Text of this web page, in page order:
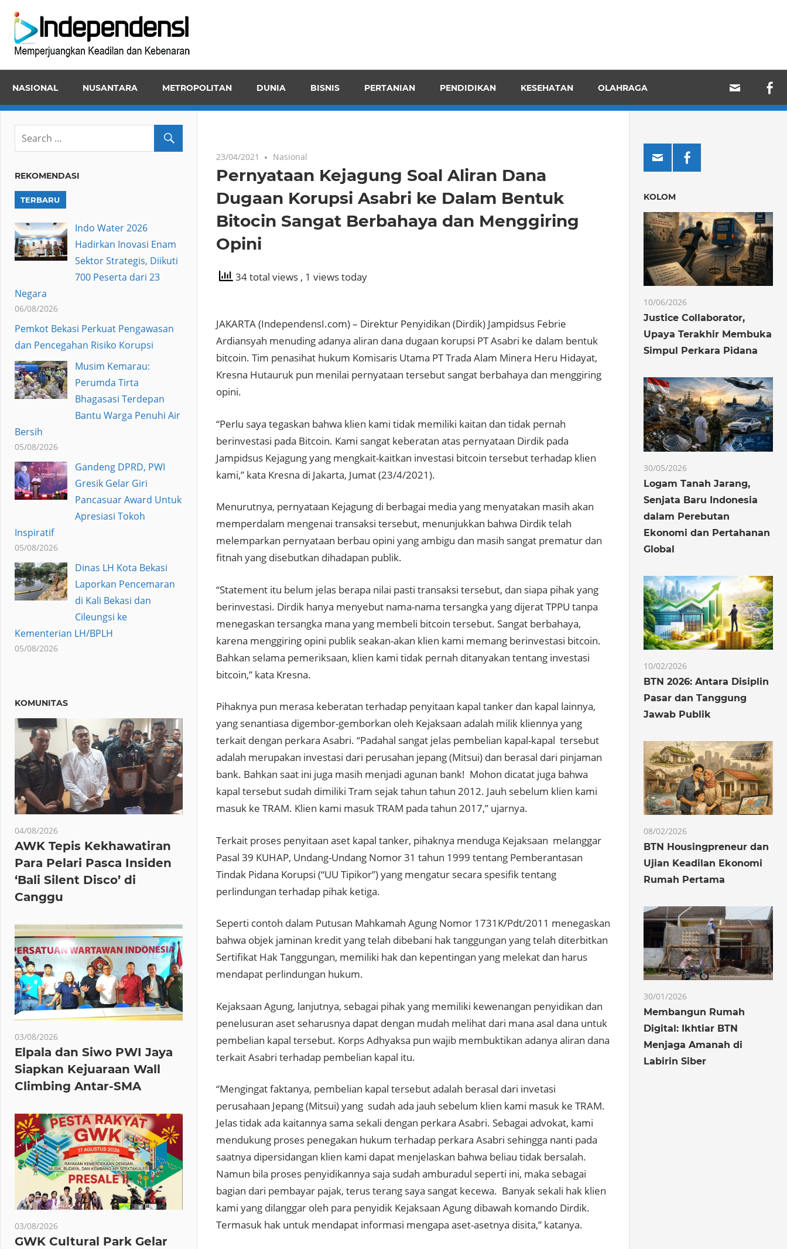
content
dan
NASIONAL NUSANTARA METROPOLITAN DUNIA BISNIS PERTANIAN PENDIDIKAN KESEHATAN OLAHRAGA
23/04/2021 Nasional
Pernyataan Kejagung Soal Aliran Dana
Dugaan Korupsi Asabri ke Dalam Bentuk
Bitocin Sangat Berbahaya dan Menggiring
Opini
34 total views , 1 views today
JAKARTA (IndependensI.com) – Direktur Penyidikan (Dirdik) Jampidsus Febrie
Ardiansyah menuding adanya aliran dana dugaan korupsi PT Asabri ke dalam bentuk
bitcoin. Tim penasihat hukum Komisaris Utama PT Trada Alam Minera Heru Hidayat,
Kresna Hutauruk pun menilai pernyataan tersebut sangat berbahaya dan menggiring
opini.
“Perlu saya tegaskan bahwa klien kami tidak memiliki kaitan dan tidak pernah
berinvestasi pada Bitcoin. Kami sangat keberatan atas pernyataan Dirdik pada
Jampidsus Kejagung yang mengkait-kaitkan investasi bitcoin tersebut terhadap klien
kami,” kata Kresna di Jakarta, Jumat (23/4/2021).
Menurutnya, pernyataan Kejagung di berbagai media yang menyatakan masih akan
memperdalam mengenai transaksi tersebut, menunjukkan bahwa Dirdik telah
melemparkan pernyataan berbau opini yang ambigu dan masih sangat prematur dan
fitnah yang disebutkan dihadapan publik.
“Statement itu belum jelas berapa nilai pasti transaksi tersebut, dan siapa pihak yang
berinvestasi. Dirdik hanya menyebut nama-nama tersangka yang dijerat TPPU tanpa
menegaskan tersangka mana yang membeli bitcoin tersebut. Sangat berbahaya,
karena menggiring opini publik seakan-akan klien kami memang berinvestasi bitcoin.
Bahkan selama pemeriksaan, klien kami tidak pernah ditanyakan tentang investasi
bitcoin,” kata Kresna.
Pihaknya pun merasa keberatan terhadap penyitaan kapal tanker dan kapal lainnya,
yang senantiasa digembor-gemborkan oleh Kejaksaan adalah milik kliennya yang
terkait dengan perkara Asabri. “Padahal sangat jelas pembelian kapal-kapal tersebut
adalah merupakan investasi dari perusahan jepang (Mitsui) dan berasal dari pinjaman
bank. Bahkan saat ini juga masih menjadi agunan bank! Mohon dicatat juga bahwa
kapal tersebut sudah dimiliki Tram sejak tahun tahun 2012. Jauh sebelum klien kami
masuk ke TRAM. Klien kami masuk TRAM pada tahun 2017,” ujarnya.
Terkait proses penyitaan aset kapal tanker, pihaknya menduga Kejaksaan melanggar
Pasal 39 KUHAP, Undang-Undang Nomor 31 tahun 1999 tentang Pemberantasan
Tindak Pidana Korupsi (“UU Tipikor”) yang mengatur secara spesifik tentang
perlindungan terhadap pihak ketiga.
Seperti contoh dalam Putusan Mahkamah Agung Nomor 1731K/Pdt/2011 menegaskan
bahwa objek jaminan kredit yang telah dibebani hak tanggungan yang telah diterbitkan
Sertifikat Hak Tanggungan, memiliki hak dan kepentingan yang melekat dan harus
mendapat perlindungan hukum.
Kejaksaan Agung, lanjutnya, sebagai pihak yang memiliki kewenangan penyidikan dan
penelusuran aset seharusnya dapat dengan mudah melihat dari mana asal dana untuk
pembelian kapal tersebut. Korps Adhyaksa pun wajib membuktikan adanya aliran dana
terkait Asabri terhadap pembelian kapal itu.
“Mengingat faktanya, pembelian kapal tersebut adalah berasal dari invetasi
perusahaan Jepang (Mitsui) yang sudah ada jauh sebelum klien kami masuk ke TRAM.
Jelas tidak ada kaitannya sama sekali dengan perkara Asabri. Sebagai advokat, kami
mendukung proses penegakan hukum terhadap perkara Asabri sehingga nanti pada
saatnya dipersidangan klien kami dapat menjelaskan bahwa beliau tidak bersalah.
Namun bila proses penyidikannya saja sudah amburadul seperti ini, maka sebagai
bagian dari pembayar pajak, terus terang saya sangat kecewa. Banyak sekali hak klien
kami yang dilanggar oleh para penyidik Kejaksaan Agung dibawah komando Dirdik.
Termasuk hak untuk mendapat informasi mengapa aset-asetnya disita,” katanya.
REKOMENDASI
TERBARU
Indo Water 2026
Hadirkan Inovasi Enam
Sektor Strategis, Diikuti
700 Peserta dari 23
Negara
06/08/2026
Pemkot Bekasi Perkuat Pengawasan
dan Pencegahan Risiko Korupsi
Musim Kemarau:
Perumda Tirta
Bhagasasi Terdepan
Bantu Warga Penuhi Air
Bersih
05/08/2026
Gandeng DPRD, PWI
Gresik Gelar Giri
Pancasuar Award Untuk
Apresiasi Tokoh
Inspiratif
05/08/2026
Dinas LH Kota Bekasi
Laporkan Pencemaran
di Kali Bekasi dan
Cileungsi ke
Kementerian LH/BPLH
05/08/2026
KOMUNITAS
04/08/2026
AWK Tepis Kekhawatiran
Para Pelari Pasca Insiden
‘Bali Silent Disco’ di
Canggu
03/08/2026
Elpala dan Siwo PWI Jaya
Siapkan Kejuaraan Wall
Climbing Antar-SMA
03/08/2026
GWK Cultural Park Gelar
KOLOM
10/06/2026
Justice Collaborator,
Upaya Terakhir Membuka
Simpul Perkara Pidana
30/05/2026
Logam Tanah Jarang,
Senjata Baru Indonesia
dalam Perebutan
Ekonomi dan Pertahanan
Global
10/02/2026
BTN 2026: Antara Disiplin
Pasar dan Tanggung
Jawab Publik
08/02/2026
BTN Housingpreneur dan
Ujian Keadilan Ekonomi
Rumah Pertama
30/01/2026
Membangun Rumah
Digital: Ikhtiar BTN
Menjaga Amanah di
Labirin Siber